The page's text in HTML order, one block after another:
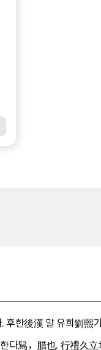
. 후한後漢 말 유희劉
다舃，腊也. 行禮久